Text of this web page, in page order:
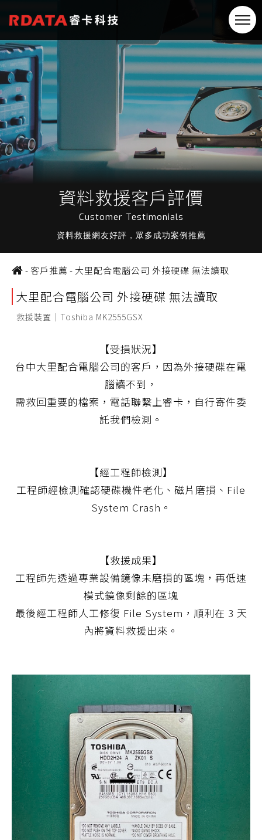
資料救援客戶評價
Customer Testimonials
資料救援網友好評，眾多成功案例推薦
-客戶推薦 - 大里配合電腦公司 外接硬碟 無法讀取
大里配合電腦公司 外接硬碟 無法讀取
救援裝置｜Toshiba MK2555GSX
【受損狀況】
台中大里配合電腦公司的客戶，因為外接硬碟在電
腦讀不到，
需救回重要的檔案，電話聯繫上睿卡，自行寄件委
託我們檢測。
【經工程師檢測】
工程師經檢測確認硬碟機件老化、磁片磨損、File
System Crash。
【救援成果】
工程師先透過專業設備鏡像未磨損的區塊，再低速
模式鏡像剩餘的區塊
最後經工程師人工修復 File System，順利在 3 天
內將資料救援出來。